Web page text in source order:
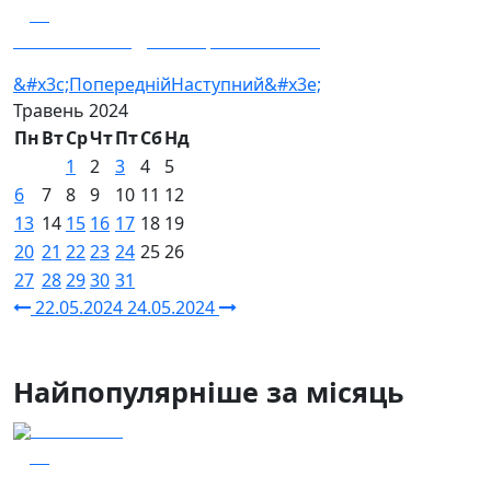
&#x3c;ПопереднійНаступний&#x3e;
Травень 2024
ПнВтСрЧтПтСбНд
1
2 3 4
5
6
7 8 9 10 11 12
13 14 15 16 17 18 19
20 21 2223 24 2526
27 282930 31
22.05.202424.05.2024
Найпопулярніше за місяць